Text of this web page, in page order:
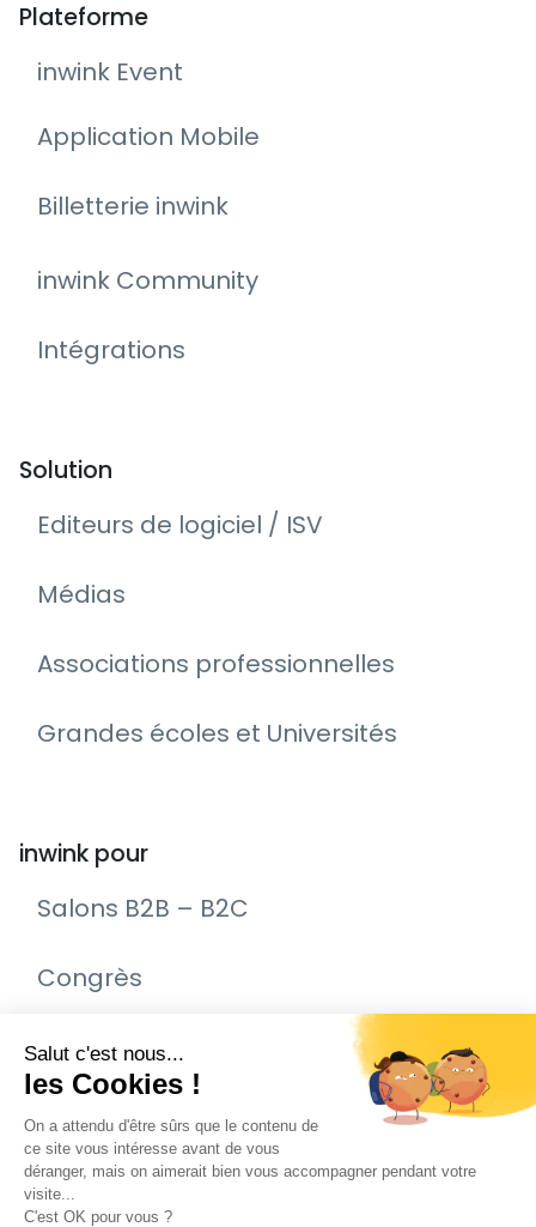
Plateforme
inwink Event
Application Mobile
Billetterie inwink
inwink Community
Intégrations
Solution
Editeurs de logiciel / ISV
Médias
Associations professionnelles
Grandes écoles et Universités
inwink pour
Salons B2B – B2C
Congrès
Remise de prix – Awards
Journée Portes Ouvertes (JPO)